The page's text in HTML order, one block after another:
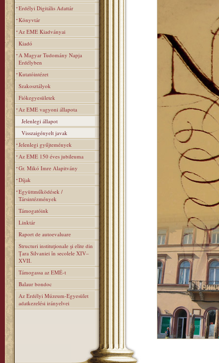
Erdélyi Digitális Adattár
Könyvtár
Az EME Kiadványai
Kiadó
A Magyar Tudomány Napja
Erdélyben
Kutatóintézet
Szakosztályok
Fiókegyesületek
Az EME vagyoni állapota
Jelenlegi állapot
Visszaigényelt javak
Jelenlegi gyűjtemények
Az EME 150 éves jubileuma
Gr. Mikó Imre Alapitvány
Díjak
Együttműködések /
Társintézmények
Támogatóink
Linktár
Raport de autoevaluare
Structuri instituţionale şi elite din
Ţara Silvaniei în secolele XIV–
XVII.
Támogassa az EMÉ-t
Balaur bondoc
Az Erdélyi Múzeum-Egyesület
adatkezelési irányelvei